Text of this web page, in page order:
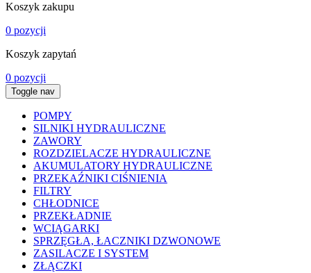
Koszyk zakupu
0 pozycji
Koszyk zapytań
0 pozycji
Toggle nav
POMPY
SILNIKI HYDRAULICZNE
ZAWORY
ROZDZIELACZE HYDRAULICZNE
AKUMULATORY HYDRAULICZNE
PRZEKAŹNIKI CIŚNIENIA
FILTRY
CHŁODNICE
PRZEKŁADNIE
WCIĄGARKI
SPRZĘGŁA, ŁACZNIKI DZWONOWE
ZASILACZE I SYSTEM
ZŁĄCZKI